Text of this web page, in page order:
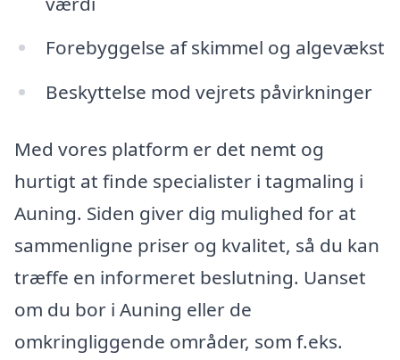
Forebyggelse af skimmel og algevækst
Beskyttelse mod vejrets påvirkninger
Med vores platform er det nemt og
hurtigt at finde specialister i tagmaling i
Auning. Siden giver dig mulighed for at
sammenligne priser og kvalitet, så du kan
træffe en informeret beslutning. Uanset
om du bor i Auning eller de
omkringliggende områder, som f.eks.